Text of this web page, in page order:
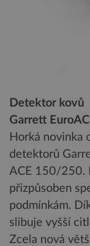
Detektor kovů
Garrett
Horká novinka
detektorů
ACE 150/250.
přizpůsoben
podmínkám.
slibuje vyšší
Zcela nová